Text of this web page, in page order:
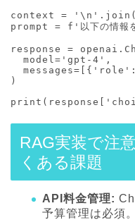
context =
prompt = f'以下の情報
response =
  model='gpt-4',
)
RAG実装で注
くある課題
API料金管理:
予算管理は必須。